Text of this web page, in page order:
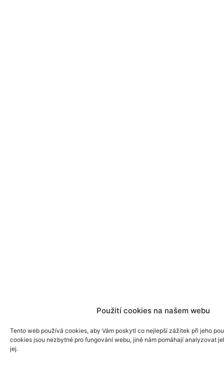
Použití cookies na našem webu
Tento web používá cookies, aby Vám poskytl co nejlepší zážitek při jeho
cookies jsou nezbytné pro fungování webu, jiné nám pomáhají analyzovat
jej.